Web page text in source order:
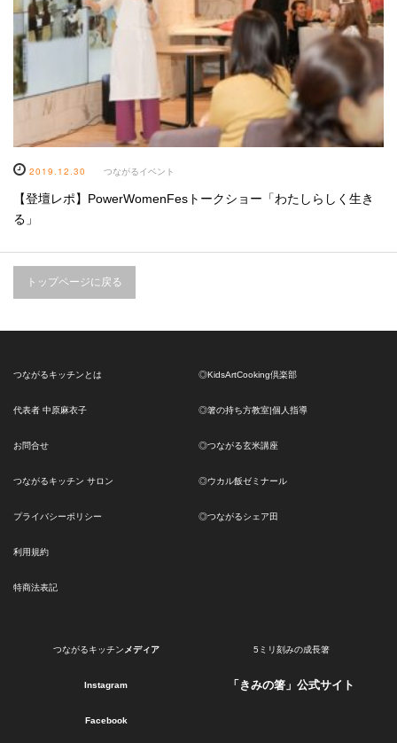
2019.12.30 つながるイベント
【登壇レポ】PowerWomenFesトークショー「わたしらしく生き
る」
トップページに戻る
つながるキッチンとは
代表者 中原麻衣子
お問合せ
つながるキッチン サロン
プライバシーポリシー
利用規約
特商法表記
◎KidsArtCooking倶楽部
◎箸の持ち方教室|個人指導
◎つながる玄米講座
◎ウカル飯ゼミナール
◎つながるシェア田
つながるキッチンメディア
Instagram
Facebook
5ミリ刻みの成長箸
「きみの箸」公式サイト